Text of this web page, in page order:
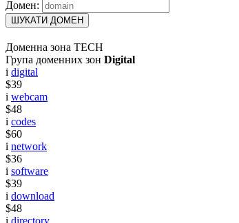
Домен:
ШУКАТИ ДОМЕН
Доменна зона TECH
Група доменних зон Digital
i digital
$39
i webcam
$48
i codes
$60
i network
$36
i software
$39
i download
$48